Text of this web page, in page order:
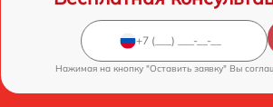
Нажимая на кнопку "Оставить заявку" Вы